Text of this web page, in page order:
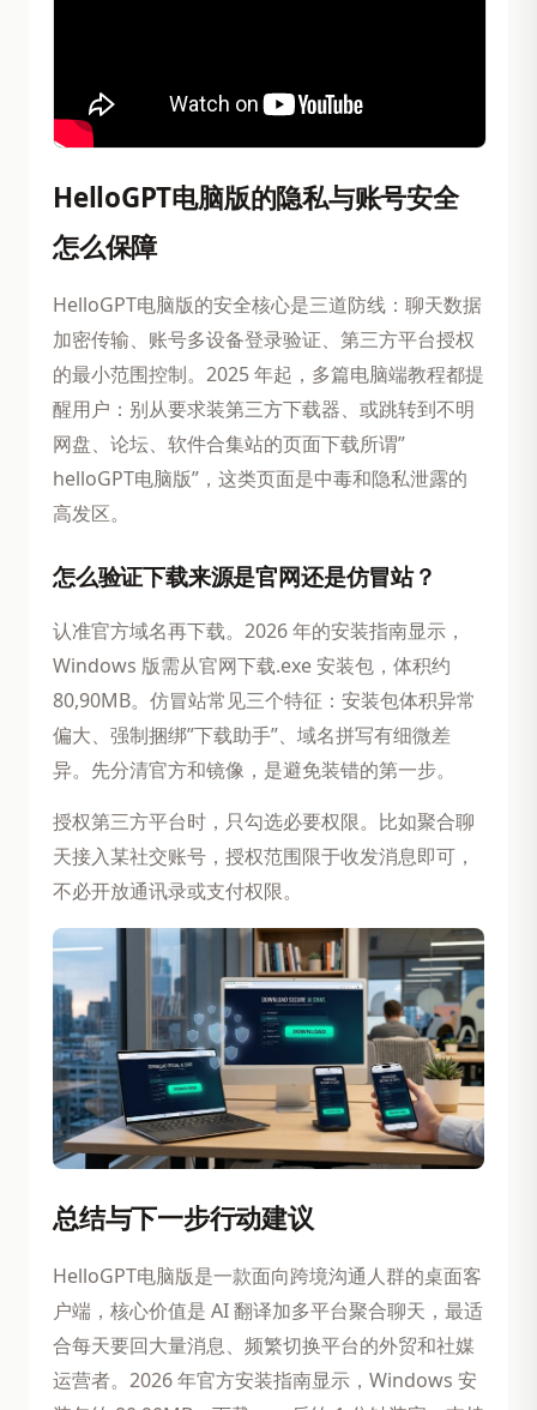
HelloGPT电脑版的隐私与账号安全
怎么保障
HelloGPT电脑版的安全核心是三道防线：聊天数据
加密传输、账号多设备登录验证、第三方平台授权
的最小范围控制。2025 年起，多篇电脑端教程都提
醒用户：别从要求装第三方下载器、或跳转到不明
网盘、论坛、软件合集站的页面下载所谓”
helloGPT电脑版”，这类页面是中毒和隐私泄露的
高发区。
怎么验证下载来源是官网还是仿冒站？
认准官方域名再下载。2026 年的安装指南显示，
Windows 版需从官网下载.exe 安装包，体积约
80,90MB。仿冒站常见三个特征：安装包体积异常
偏大、强制捆绑”下载助手”、域名拼写有细微差
异。先分清官方和镜像，是避免装错的第一步。
授权第三方平台时，只勾选必要权限。比如聚合聊
天接入某社交账号，授权范围限于收发消息即可，
不必开放通讯录或支付权限。
总结与下一步行动建议
HelloGPT电脑版是一款面向跨境沟通人群的桌面客
户端，核心价值是 AI 翻译加多平台聚合聊天，最适
合每天要回大量消息、频繁切换平台的外贸和社媒
运营者。2026 年官方安装指南显示，Windows 安